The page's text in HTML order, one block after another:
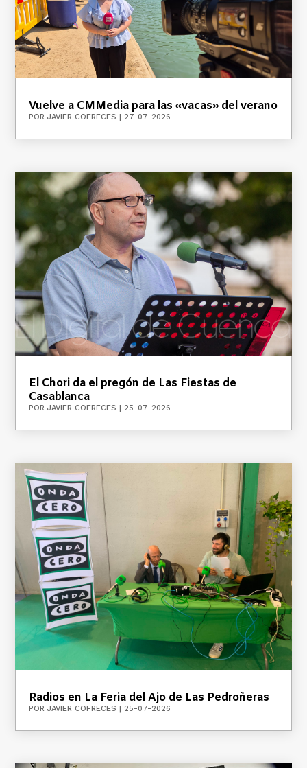
Vuelve a CMMedia para las «vacas» del verano
PORJAVIER COFRECES 27-07-2026
El Chori da el pregón de Las Fiestas de
Casablanca
PORJAVIER COFRECES 25-07-2026
Radios en La Feria del Ajo de Las Pedroñeras
PORJAVIER COFRECES 25-07-2026